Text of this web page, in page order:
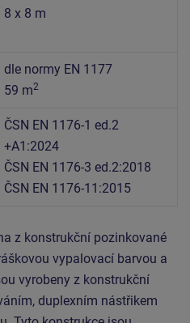
8 x 8 m
dle normy EN 1177
59 m2
ČSN EN 1176-1 ed.2
+A1:2024
ČSN EN 1176-3 ed.2:2018
ČSN EN 1176-11:2015
z konstrukční pozinkované
vypalovací barvou a
vyrobeny z konstrukční
duplexním nástřikem